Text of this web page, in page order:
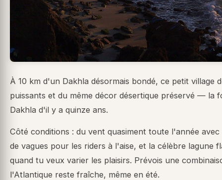
À 10 km d'un Dakhla désormais bondé, ce petit village
puissants et du même décor désertique préservé — la
Dakhla d'il y a quinze ans.
Côté conditions : du vent quasiment toute l'année
de vagues pour les riders à l'aise, et la célèbre lagune
quand tu veux varier les plaisirs. Prévois une
l'Atlantique reste fraîche, même en été.